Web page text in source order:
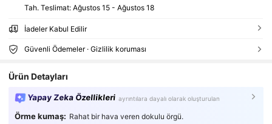
Tah. Teslimat: Ağustos 15 - Ağustos 18
İadeler Kabul Edilir
Güvenli Ödemeler · Gizlilik koruması
Ürün Detayları
Yapay Zeka Özellikleri ayrıntılara dayalı olarak oluşturulan
Örme kumaş: Rahat bir hava veren dokulu örgü.